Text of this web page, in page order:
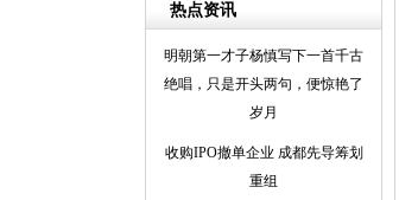
热点资讯
明朝第一才子杨慎写下一首千古
绝唱，只是开头两句，便惊艳了
岁月
收购IPO撤单企业 成都先导筹划
重组